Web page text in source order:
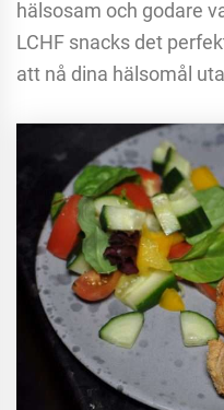
hälsosam och godare
LCHF snacks det
att nå dina hälsomål